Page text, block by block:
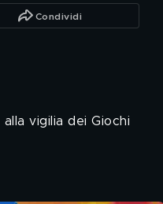
Condividi
vigilia dei Giochi